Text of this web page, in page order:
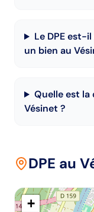
Le DPE est-
un bien au
Quelle est la
Vésinet ?
DPE au
+